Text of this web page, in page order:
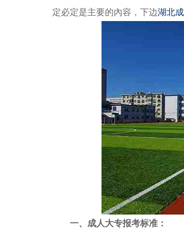
定必定是主要的內容，下边湖北
一、成人大专报考标准：